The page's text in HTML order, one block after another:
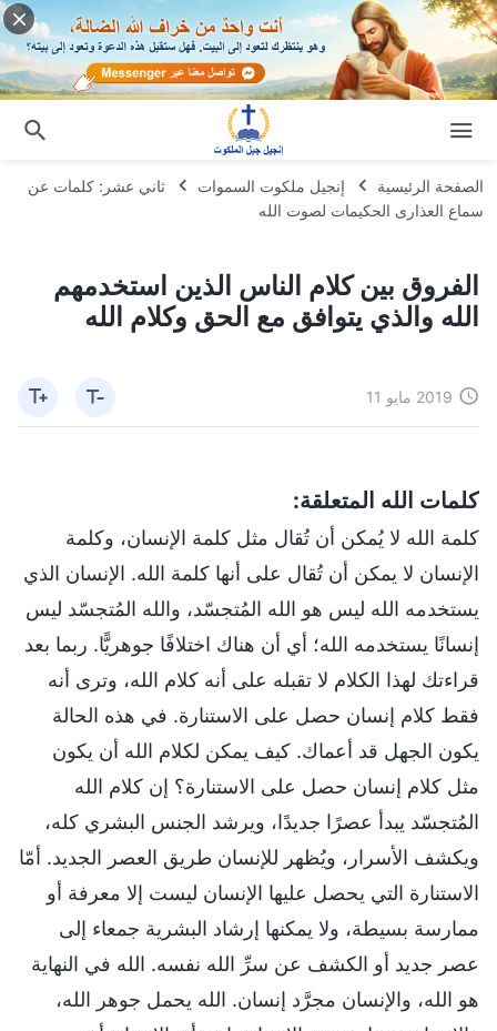
الصفحة الرئيسية إنجيل ملكوت السموات
ثاني عشر: كلمات عن
سماع العذارى الحكيمات لصوت الله
الفروق بين كلام الناس الذين استخدمهم
الله والذي يتوافق مع الحق وكلام الله
2019 مايو 11
كلمات الله المتعلقة:
كلمة الله لا يُمكن أن تُقال مثل كلمة الإنسان، وكلمة
الإنسان لا يمكن أن تُقال على أنها كلمة الله. الإنسان الذي
يستخدمه الله ليس هو الله المُتجسّد، والله المُتجسّد ليس
إنسانًا يستخدمه الله؛ أي أن هناك اختلافًا جوهريًّا. ربما بعد
قراءتك لهذا الكلام لا تقبله على أنه كلام الله، وترى أنه
فقط كلام إنسان حصل على الاستنارة. في هذه الحالة
يكون الجهل قد أعماك. كيف يمكن لكلام الله أن يكون
مثل كلام إنسان حصل على الاستنارة؟ إن كلام الله
المُتجسّد يبدأ عصرًا جديدًا، ويرشد الجنس البشري كله،
ويكشف الأسرار، ويُظهر للإنسان طريق العصر الجديد. أمّا
الاستنارة التي يحصل عليها الإنسان ليست إلا معرفة أو
ممارسة بسيطة، ولا يمكنها إرشاد البشرية جمعاء إلى
عصر جديد أو الكشف عن سرِّ الله نفسه. الله في النهاية
هو الله، والإنسان مجرَّد إنسان. الله يحمل جوهر الله،